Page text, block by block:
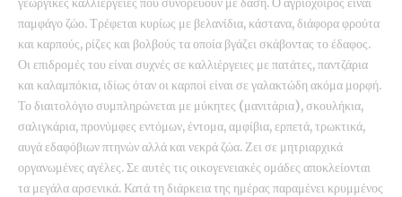
παμφάγο ζώο. Τρέφεται κυρίως με βελανίδια, κάστανα, διάφορα φρούτα
και καρπούς, ρίζες και βολβούς τα οποία βγάζει σκάβοντας το έδαφος.
Οι επιδρομές του είναι συχνές σε καλλιέργειες με πατάτες, παντζάρια
και καλαμπόκια, ιδίως όταν οι καρποί είναι σε γαλακτώδη ακόμα μορφή.
Το διαιτολόγιο συμπληρώνεται με μύκητες (μανιτάρια), σκουλήκια,
σαλιγκάρια, προνύμφες εντόμων, έντομα, αμφίβια, ερπετά, τρωκτικά,
αυγά εδαφόβιων πτηνών αλλά και νεκρά ζώα. Ζει σε μητριαρχικά
οργανωμένες αγέλες. Σε αυτές τις οικογενειακές ομάδες αποκλείονται
τα μεγάλα αρσενικά. Κατά τη διάρκεια της ημέρας παραμένει κρυμμένος